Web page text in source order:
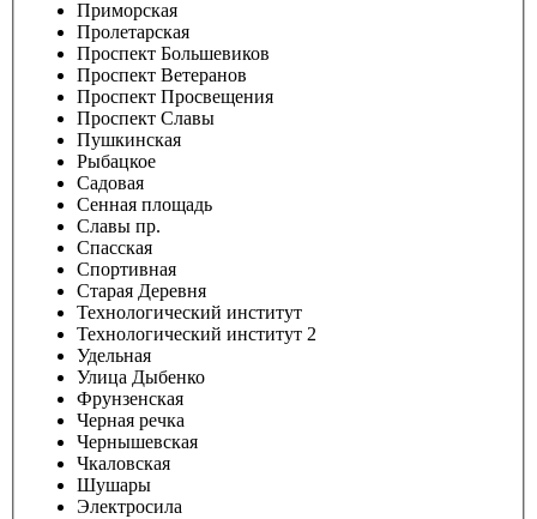
Приморская
Пролетарская
Проспект Большевиков
Проспект Ветеранов
Проспект Просвещения
Проспект Славы
Пушкинская
Рыбацкое
Садовая
Сенная площадь
Славы пр.
Спасская
Спортивная
Старая Деревня
Технологический институт
Технологический институт 2
Удельная
Улица Дыбенко
Фрунзенская
Черная речка
Чернышевская
Чкаловская
Шушары
Электросила